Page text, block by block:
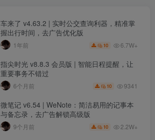
车来了 v4.63.2 | 实时公交查询利器，精准掌
握出行时间，去广告优化版
1年前 10 6.7W+
指尖时光 v8.8.3 会员版 | 智能日程提醒，让
重要事务不错过
6个月前 10 9341
微笔记 v6.54 | WeNote：简洁易用的记事本
与备忘录，去广告解锁高级版
9个月前 10 2.2W+